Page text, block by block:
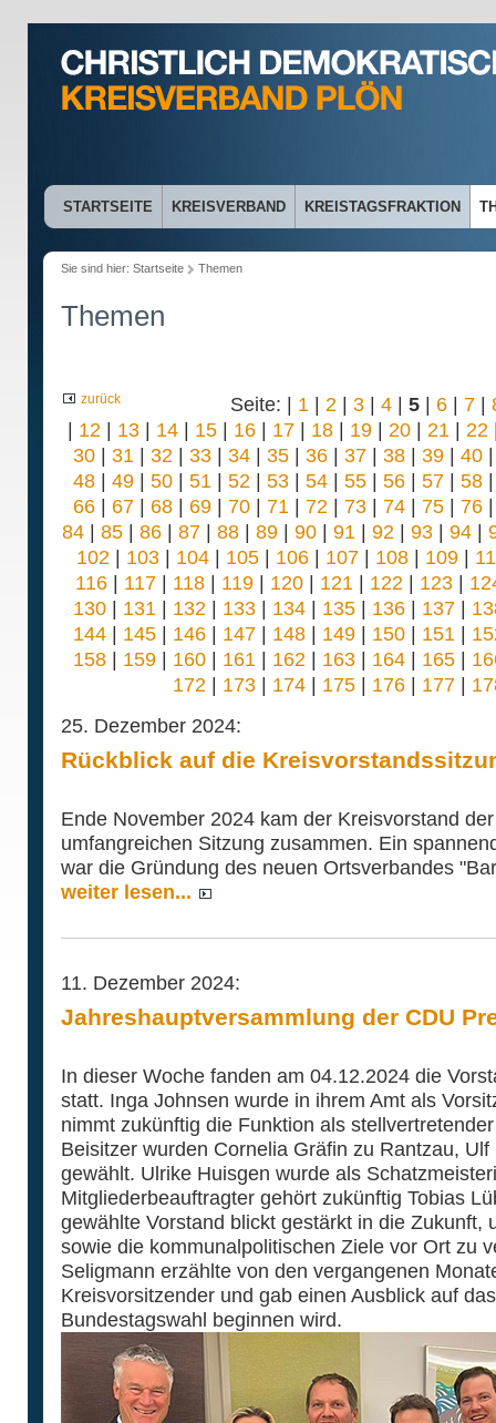
STARTSEITE KREISVERBAND KREISTAGSFRAKTION
Sie sind hier: Startseite Themen
Themen
zurück Seite: | 1 | 2 | 3 | 4 | 5 | 6 | 7 |
| 12 | 13| 14| 15| 16| 17| 18| 19| 20| 21 | 22
30| 31 | 32 | 33| 34| 35| 36| 37| 38| 39| 40
48| 49| 50| 51 | 52 | 53| 54| 55| 56| 57| 58
66| 67| 68| 69| 70| 71 | 72 | 73| 74| 75| 76
84| 85| 86| 87| 88| 89| 90| 91 | 92 | 93| 94|
102 | 103 | 104 | 105 | 106 | 107 | 108 | 109 |
116| 117| 118| 119| 120| 121 | 122 | 123|
130| 131 | 132 | 133| 134| 135| 136| 137|
144| 145| 146| 147| 148| 149| 150| 151 |
158| 159| 160| 161 | 162 | 163| 164| 165|
172 | 173| 174| 175| 176| 177|
25. Dezember 2024:
Rückblick auf die
Ende November 2024 kam der Kreisvorstand
umfangreichen Sitzung zusammen. Ein
war die Gründung des neuen Ortsverbandes
weiter lesen...
11. Dezember 2024:
Jahreshauptversammlung der CDU
In dieser Woche fanden am 04.12.2024 die
statt. Inga Johnsen wurde in ihrem Amt als
nimmt zukünftig die Funktion als
Beisitzer wurden Cornelia Gräfin zu Rantzau,
gewählt. Ulrike Huisgen wurde als
Mitgliederbeauftragter gehört zukünftig Tobias
gewählte Vorstand blickt gestärkt in die Zukunft,
sowie die kommunalpolitischen Ziele vor Ort zu
Seligmann erzählte von den vergangenen
Kreisvorsitzender und gab einen Ausblick auf
Bundestagswahl beginnen wird.